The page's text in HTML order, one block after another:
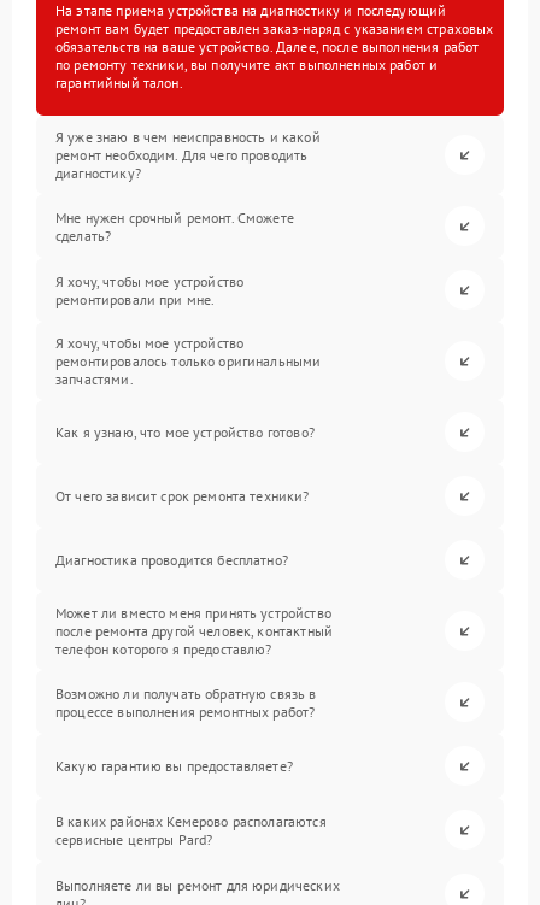
На этапе приема устройства на диагностику и последующий
ремонт вам будет предоставлен заказ-наряд с указанием страховых
обязательств на ваше устройство. Далее, после выполнения работ
по ремонту техники, вы получите акт выполненных работ и
гарантийный талон.
Я уже знаю в чем неисправность и какой
ремонт необходим. Для чего проводить
диагностику?
Мне нужен срочный ремонт. Сможете
сделать?
Я хочу, чтобы мое устройство
ремонтировали при мне.
Я хочу, чтобы мое устройство
ремонтировалось только оригинальными
запчастями.
Как я узнаю, что мое устройство готово?
От чего зависит срок ремонта техники?
Диагностика проводится бесплатно?
Может ли вместо меня принять устройство
после ремонта другой человек, контактный
телефон которого я предоставлю?
Возможно ли получать обратную связь в
процессе выполнения ремонтных работ?
Какую гарантию вы предоставляете?
В каких районах Кемерово располагаются
сервисные центры Pard?
Выполняете ли вы ремонт для юридических